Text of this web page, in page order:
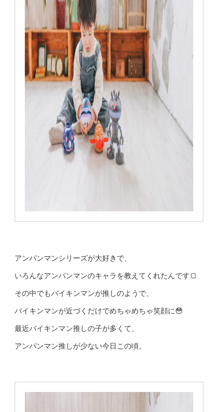
アンパンマンシリーズが大好きで、
いろんなアンパンマンのキャラを教えてくれたんです🍞
その中でもバイキンマンが推しのようで、
バイキンマンが近づくだけでめちゃめちゃ笑顔に😳
最近バイキンマン推しの子が多くて、
アンパンマン推しが少ない今日この頃。